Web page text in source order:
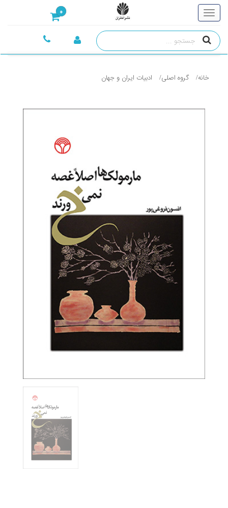
0
خانه گروه اصلی ادبيات ايران و جهان